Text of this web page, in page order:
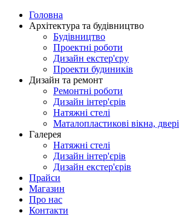
Головна
Архітектура та будівництво
Будівництво
Проектні роботи
Дизайн екстер'єру
Проекти будиників
Дизайн та ремонт
Ремонтні роботи
Дизайн інтер'єрів
Натяжні стелі
Маталопластикові вікна, двері
Галерея
Натяжні стелі
Дизайн інтер'єрів
Дизайн екстер'єрів
Прайси
Магазин
Про нас
Контакти